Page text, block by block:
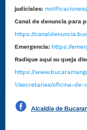
judiciales:
Canal de denuncia para
https://
Emergencia: https://
Radique aquí su queja
https://
1/secretarias/oficina-
Alcaldía de